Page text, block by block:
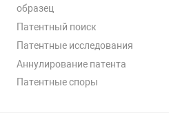
образец
Патентный поиск
Патентные исследования
Аннулирование патента
Патентные споры